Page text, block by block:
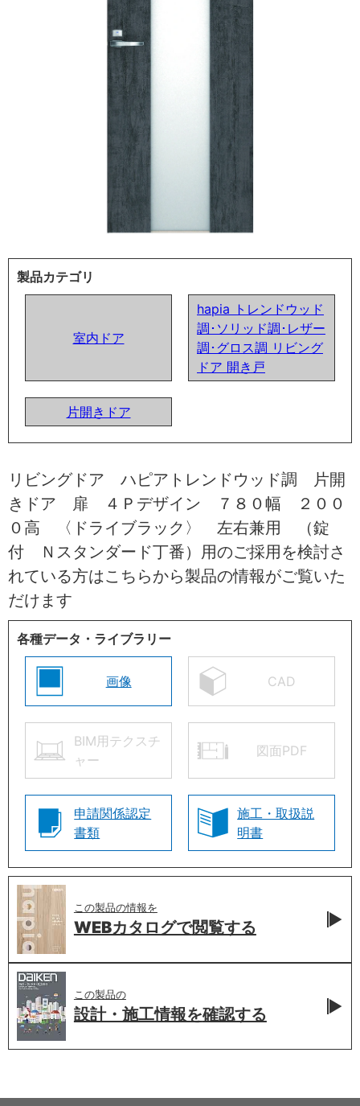
製品カテゴリ
室内ドア
hapia トレンドウッド
調･ソリッド調･レザー
調･グロス調 リビング
ドア 開き戸
片開きドア
リビングドア ハピアトレンドウッド調 片開
きドア 扉 ４Ｐデザイン ７８０幅 ２００
０高 〈ドライブラック〉 左右兼用 （錠
付 Ｎスタンダード丁番）用のご採用を検討さ
れている方はこちらから製品の情報がご覧いた
だけます
各種データ・ライブラリー
画像 CAD
BIM用テクスチ
ャー
図面PDF
申請関係認定
書類
施工・取扱説
明書
この製品の情報を
WEBカタログで閲覧する
この製品の
設計・施工情報を確認する